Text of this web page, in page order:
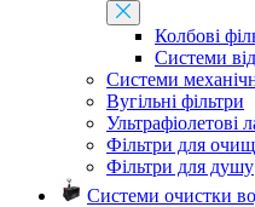
Колбові
Системи
Системи
Вугільні фільтри
Ультрафіолетові
Фільтри для
Фільтри для душу
Системи очистки